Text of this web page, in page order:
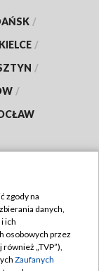
/
KIELCE /
/
/
zgody na
danych,
ich
osobowych przez
„TVP”),
Zaufanych